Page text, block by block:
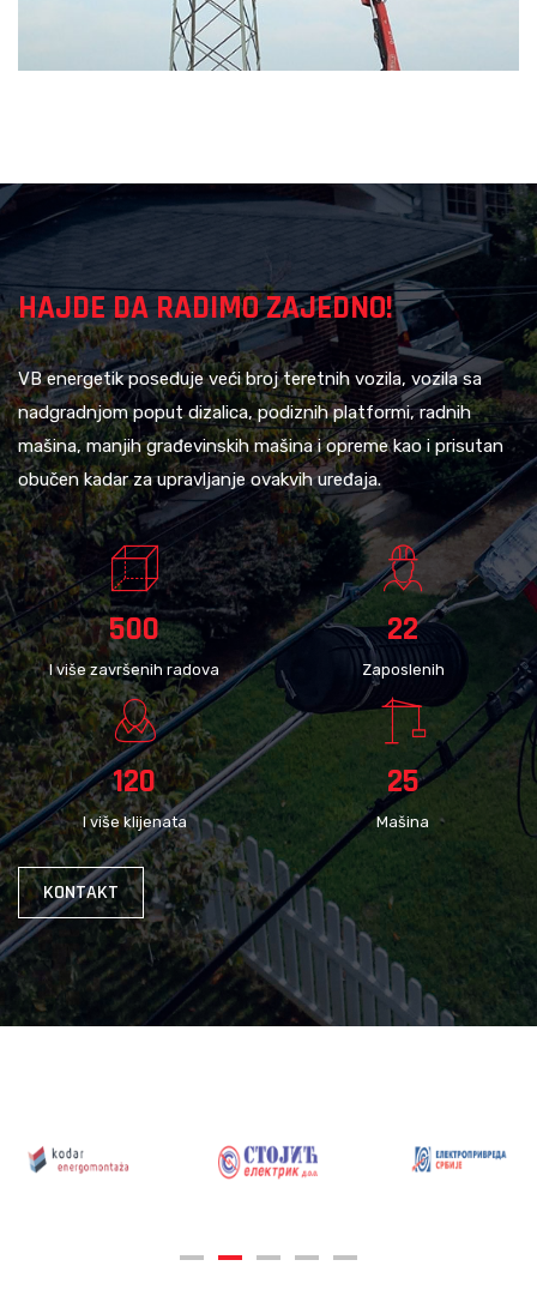
HAJDE DA RADIMO ZAJEDNO!
VB energetik poseduje veći broj teretnih vozila, vozila sa
nadgradnjom poput dizalica, podiznih platformi, radnih
mašina, manjih građevinskih mašina i opreme kao i prisutan
obučen kadar za upravljanje ovakvih uređaja.
500
I više završenih radova
22
Zaposlenih
120
I više klijenata
25
Mašina
KONTAKT